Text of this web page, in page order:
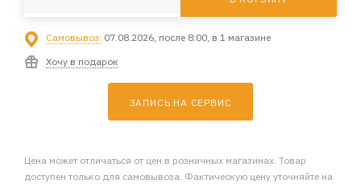
Самовывоз: 07.08.2026, после 8:00, в 1 магазине
Хочу в подарок
ЗАПИСЬ НА СЕРВИС
Цена может отличаться от цен в розничных магазинах. Товар
доступен только для самовывоза. Фактическую цену уточняйте на